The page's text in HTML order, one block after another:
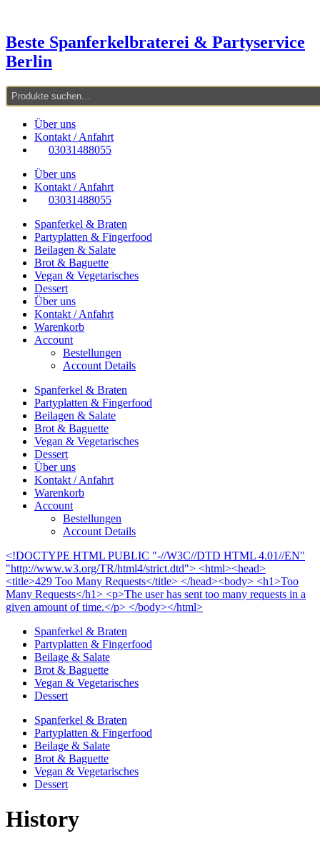
springen
Beste Spanferkelbraterei & Partyservice
Berlin
Über uns
Kontakt / Anfahrt
03031488055
Über uns
Kontakt / Anfahrt
03031488055
Spanferkel & Braten
Partyplatten & Fingerfood
Beilagen & Salate
Brot & Baguette
Vegan & Vegetarisches
Dessert
Über uns
Kontakt / Anfahrt
Warenkorb
Account
Bestellungen
Account Details
Spanferkel & Braten
Partyplatten & Fingerfood
Beilagen & Salate
Brot & Baguette
Vegan & Vegetarisches
Dessert
Über uns
Kontakt / Anfahrt
Warenkorb
Account
Bestellungen
Account Details
<!DOCTYPE HTML PUBLIC "-//W3C//DTD HTML 4.01//EN"
"http://www.w3.org/TR/html4/strict.dtd"> <html><head>
<title>429 Too Many Requests</title> </head><body> <h1>Too
Many Requests</h1> <p>The user has sent too many requests in a
given amount of time.</p> </body></html>
Spanferkel & Braten
Partyplatten & Fingerfood
Beilage & Salate
Brot & Baguette
Vegan & Vegetarisches
Dessert
Spanferkel & Braten
Partyplatten & Fingerfood
Beilage & Salate
Brot & Baguette
Vegan & Vegetarisches
Dessert
History